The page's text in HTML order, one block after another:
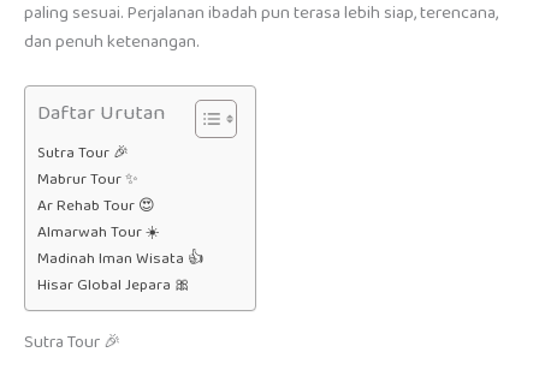
paling sesuai. Perjalanan ibadah pun terasa lebih siap, terencana,
dan penuh ketenangan.
Daftar Urutan
Sutra Tour 🎉
Mabrur Tour ✨
Ar Rehab Tour 😍
Almarwah Tour ☀️
Madinah Iman Wisata 👍
Hisar Global Jepara 🎀
Sutra Tour 🎉